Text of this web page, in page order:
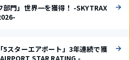
門」世界一を獲得！​ -SKYTRAX
5スターエアポート」3年連続で獲
STAR RATING -